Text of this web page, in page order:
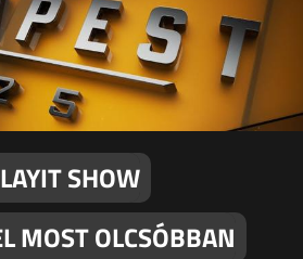
SHOW
MOST OLCSÓBBAN